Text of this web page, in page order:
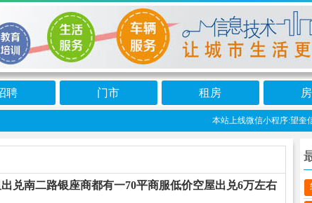
聘 门市 租房
本站上线微信小程序:望奎信
兑南二路银座商都有一70平商服低价空屋出兑6万左右